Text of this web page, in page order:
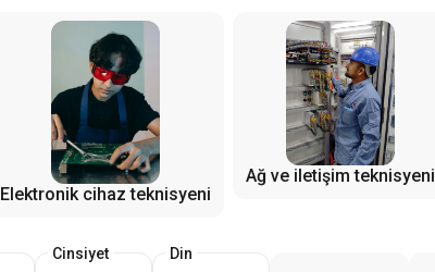
Elektronik cihaz teknisyeni
Ağ ve iletişim teknisyeni
Cinsiyet
Din